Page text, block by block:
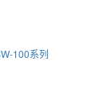
100系列